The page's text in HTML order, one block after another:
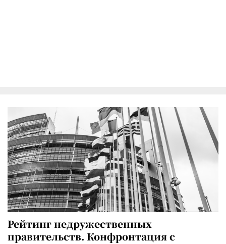
Рейтинг недружественных
правительств. Конфронтация с